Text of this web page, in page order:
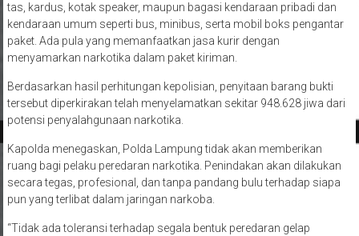
kendaraan umum seperti bus, minibus, serta mobil boks pengantar
paket. Ada pula yang memanfaatkan jasa kurir dengan
menyamarkan narkotika dalam paket kiriman.
tersebut diperkirakan telah menyelamatkan sekitar 948.628 jiwa dari
potensi penyalahgunaan narkotika.
ruang bagi pelaku peredaran narkotika. Penindakan akan dilakukan
secara tegas, profesional, dan tanpa pandang bulu terhadap siapa
pun yang terlibat dalam jaringan narkoba.
narkotika. Kami akan terus bertindak tegas, profesional, dan tanpa